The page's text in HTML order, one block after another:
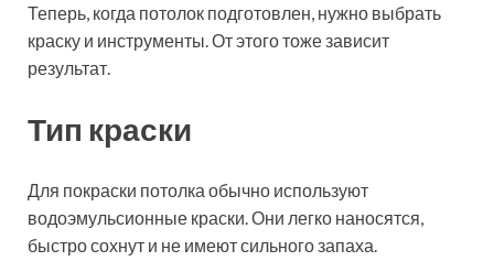
Теперь, когда потолок подготовлен, нужно выбрать
краску и инструменты. От этого тоже зависит
результат.
Тип краски
Для покраски потолка обычно используют
водоэмульсионные краски. Они легко наносятся,
быстро сохнут и не имеют сильного запаха.